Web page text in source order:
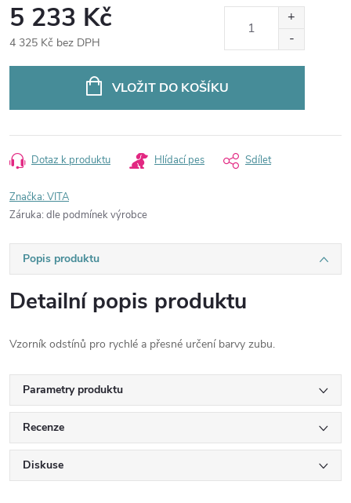
5 233 Kč
4 325 Kč bez DPH
VLOŽIT DO KOŠÍKU
Dotaz k produktu Hlídací pes Sdílet
Značka:VITA
Záruka: dle podmínek výrobce
Popis produktu
Detailní popis produktu
Vzorník odstínů pro rychlé a přesné určení barvy zubu.
Parametry produktu
Recenze
Diskuse